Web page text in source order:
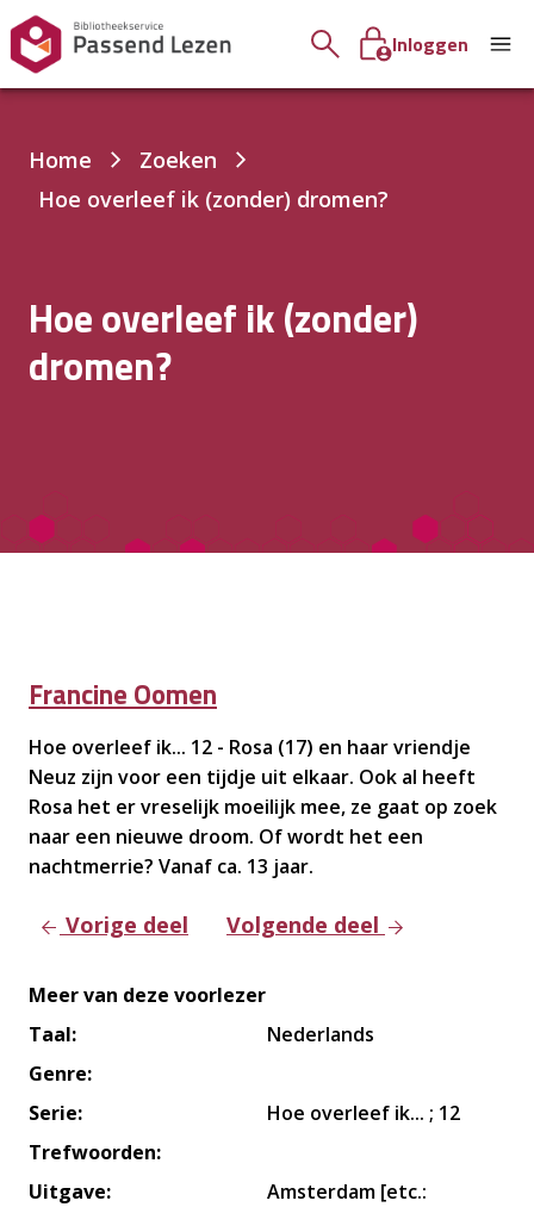
Inloggen
Je
hier:
Home
Zoeken
Hoe overleef ik (zonder) dromen?
Hoe overleef ik (zonder)
dromen?
Francine Oomen
Hoe overleef ik... 12 - Rosa (17) en haar vriendje
Neuz zijn voor een tijdje uit elkaar. Ook al heeft
Rosa het er vreselijk moeilijk mee, ze gaat op zoek
naar een nieuwe droom. Of wordt het een
nachtmerrie? Vanaf ca. 13 jaar.
Vorige deel Volgende deel
Meer van deze voorlezer
Taal:
Nederlands
Genre:
Serie:
Hoe overleef ik... ; 12
Trefwoorden:
Uitgave:
Amsterdam [etc.: